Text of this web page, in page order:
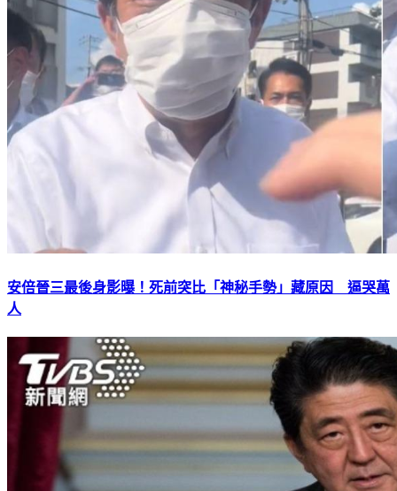
安倍晉三最後身影曝！死前突比「神秘手勢」藏原因 逼哭萬
人